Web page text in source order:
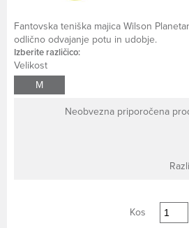
Fantovska teniška majica Wilson
odlično odvajanje potu in udobje.
Izberite različico:
Velikost
M
Neobvezna priporočena
Kos